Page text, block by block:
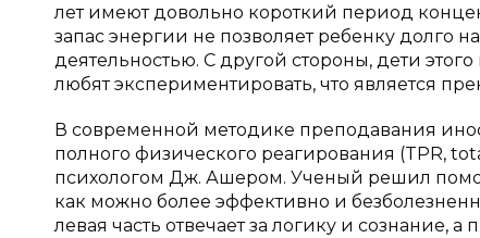
лет имеют довольно короткий период
запас энергии не позволяет ребенку долго
деятельностью. С другой стороны, дети
любят экспериментировать, что является
В современной методике преподавания
полного физического реагирования (TPR,
психологом Дж. Ашером. Ученый решил
как можно более эффективно и
левая часть отвечает за логику и сознание,